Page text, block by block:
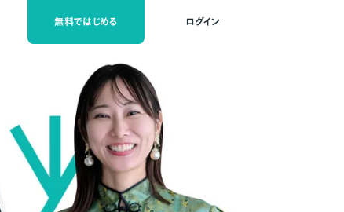
無料ではじめる ログイン